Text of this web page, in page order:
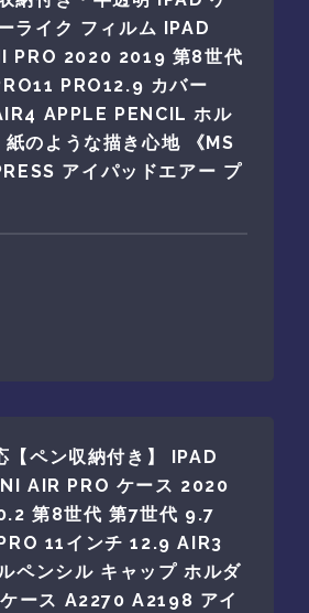
ライク フィルム IPAD
PRO 2020 2019 第8世代
PRO12.9 カバー
APPLE PENCIL ホル
のような描き心地 《MS
アイパッドエアー プ
【ペン収納付き】 IPAD
AIR PRO ケース 2020
第8世代 第7世代 9.7
11インチ 12.9 AIR3
ペンシル キャップ ホルダ
ース A2270 A2198 アイ